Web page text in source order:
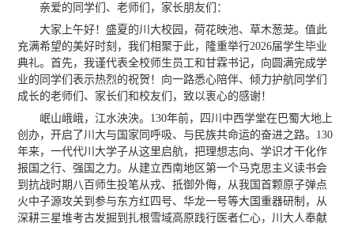
亲爱的同学们、老师们，家长朋友们：
大家上午好！盛夏的川大校园，荷花映池、草木葱茏。值此
充满希望的美好时刻，我们相聚于此，隆重举行2026届学生毕业
典礼。首先，我谨代表全校师生员工和甘霖书记，向圆满完成学
业的同学们表示热烈的祝贺！向一路悉心陪伴、倾力护航同学们
成长的老师们、家长们和校友们，致以衷心的感谢！
岷山峨峨，江水泱泱。130年前，四川中西学堂在巴蜀大地上
创办，开启了川大与国家同呼吸、与民族共命运的奋进之路。130
年来，一代代川大学子从这里启航，把理想志向、学识才干化作
报国之行、强国之力。从建立西南地区第一个马克思主义读书会
到抗战时期八百师生投笔从戎、抵御外侮，从我国首颗原子弹点
火中子源攻关到参与东方红四号、华龙一号等大国重器研制，从
深耕三星堆考古发掘到扎根雪域高原践行医者仁心，川大人奉献